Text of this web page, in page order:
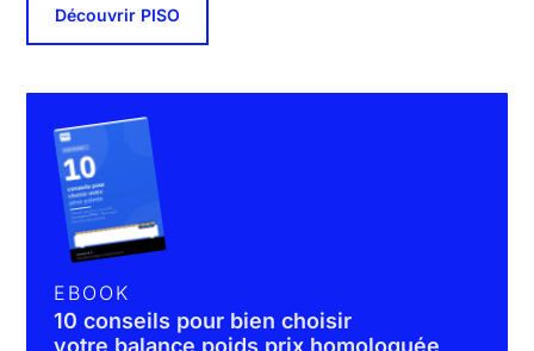
Découvrir PISO
EBOOK
10 conseils pour bien choisir
votre balance poids prix homologuée